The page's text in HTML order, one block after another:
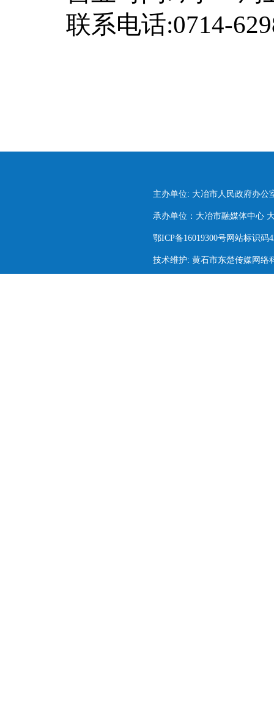
联系电话:0714-
主办单位: 大冶市人民政府办公
承办单位：大冶市融媒体中心
鄂ICP备16019300号网站标识码
技术维护: 黄石市东楚传媒网络